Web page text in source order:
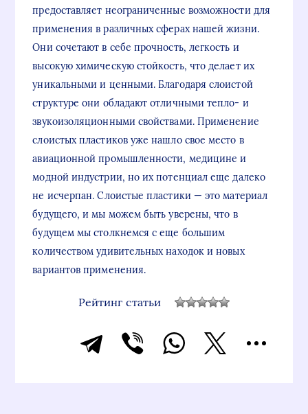
предоставляет неограниченные возможности для
применения в различных сферах нашей жизни.
Они сочетают в себе прочность, легкость и
высокую химическую стойкость, что делает их
уникальными и ценными. Благодаря слоистой
структуре они обладают отличными тепло- и
звукоизоляционными свойствами. Применение
слоистых пластиков уже нашло свое место в
авиационной промышленности, медицине и
модной индустрии, но их потенциал еще далеко
не исчерпан. Слоистые пластики — это материал
будущего, и мы можем быть уверены, что в
будущем мы столкнемся с еще большим
количеством удивительных находок и новых
вариантов применения.
Рейтинг статьи